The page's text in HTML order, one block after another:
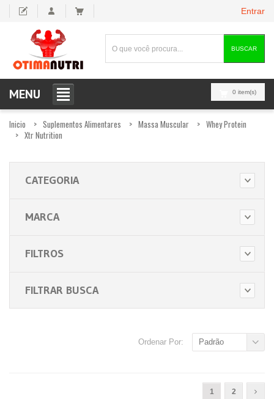
Entrar
BUSCAR
0 item(s)
MENU
Inicio Suplementos Alimentares Massa Muscular
Whey Protein
Xtr Nutrition
CATEGORIA
MARCA
FILTROS
FILTRAR BUSCA
Ordenar Por: Padrão
1 2